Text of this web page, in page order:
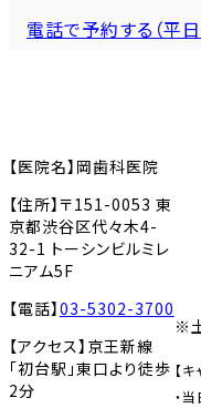
電話で予約する（平
【医院名】岡歯科医院
【住所】〒151-0053 東
京都渋谷区代々木4-
32-1 トーシンビルミレ
ニアム5F
【電話】03-5302-3700
【アクセス】京王新線
「初台駅」東口より徒歩
2分
※
【
・